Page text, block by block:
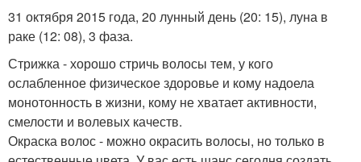
31 октября 2015 года, 20 лунный день (20: 15), луна в
раке (12: 08), 3 фаза.
Стрижка - хорошо стричь волосы тем, у кого
ослабленное физическое здоровье и кому надоела
монотонность в жизни, кому не хватает активности,
смелости и волевых качеств.
Окраска волос - можно окрасить волосы, но только в